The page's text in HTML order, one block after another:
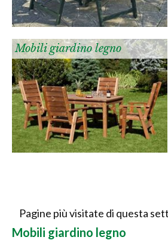
Mobili giardino legno
Pagine più visitate di questa
Mobili giardino legno